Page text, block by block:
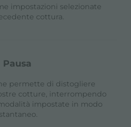
impostazioni selezionate
cottura.
pausa
permette di distogliere
cotture, interrompendo
impostate in modo
istantaneo.